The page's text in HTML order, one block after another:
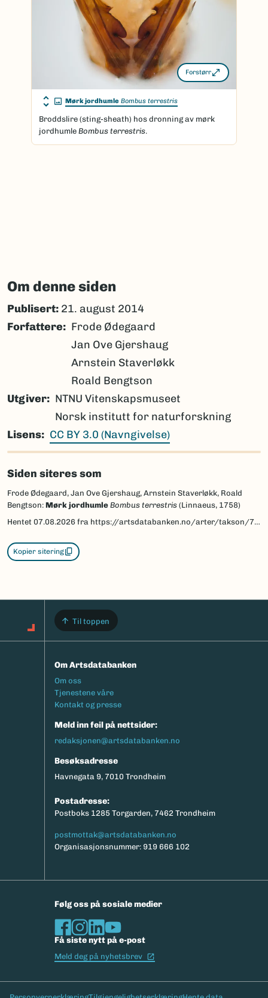
Forstørr
Mørk jordhumle Bombus terrestris
Broddslire (sting-sheath) hos dronning av mørk
jordhumle Bombus terrestris.
Om denne siden
Publisert: 21. august 2014
Forfattere
Frode Ødegaard
Jan Ove Gjershaug
Arnstein Staverløkk
Roald Bengtson
Utgiver
NTNU Vitenskapsmuseet
Norsk institutt for naturforskning
Lisens
CC BY 3.0 (Navngivelse)
Siden siteres som
Frode Ødegaard, Jan Ove Gjershaug, Arnstein Staverløkk, Roald
Bengtson: Mørk jordhumle Bombus terrestris (Linnaeus, 1758)
Hentet 07.08.2026 fra https://artsdatabanken.no/arter/takson/77989/beskrivelse
Kopier sitering
Til toppen
Om Artsdatabanken
Footermeny
Om oss
Tjenestene våre
Kontakt og presse
Meld inn feil på nettsider:
redaksjonen@artsdatabanken.no
Besøksadresse
Havnegata 9, 7010 Trondheim
Postadresse:
Postboks 1285 Torgarden, 7462 Trondheim
postmottak@artsdatabanken.no
Organisasjonsnummer: 919 666 102
Følg oss på sosiale medier
Få siste nytt på e-post
Meld deg på nyhetsbrev